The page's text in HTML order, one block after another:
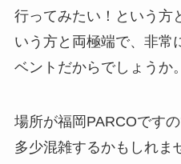
行ってみたい！という方
いう方と両極端で、非常
ベントだからでしょうか。
場所が福岡PARCOです
多少混雑するかもしれま